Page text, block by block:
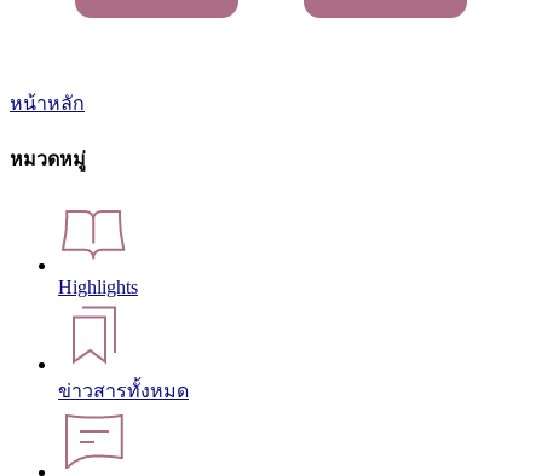
หน้าหลัก
หมวดหมู่
Highlights
ข่าวสารทั้งหมด